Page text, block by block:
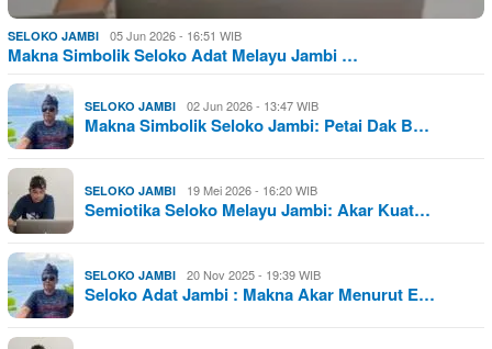
SELOKO JAMBI 05 Jun 2026 - 16:51 WIB
Makna Simbolik Seloko Adat Melayu Jambi …
SELOKO JAMBI 02 Jun 2026 - 13:47 WIB
Makna Simbolik Seloko Jambi: Petai Dak B…
SELOKO JAMBI 19 Mei 2026 - 16:20 WIB
Semiotika Seloko Melayu Jambi: Akar Kuat…
SELOKO JAMBI 20 Nov 2025 - 19:39 WIB
Seloko Adat Jambi : Makna Akar Menurut E…